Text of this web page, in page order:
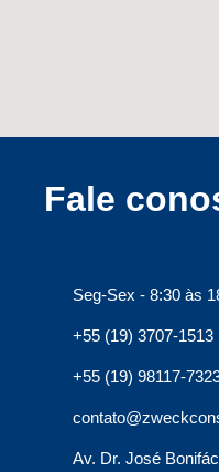
Fale
Seg-Sex - 8:30 às
+55 (19) 3707-1513
+55 (19) 98117-
Av. Dr. José